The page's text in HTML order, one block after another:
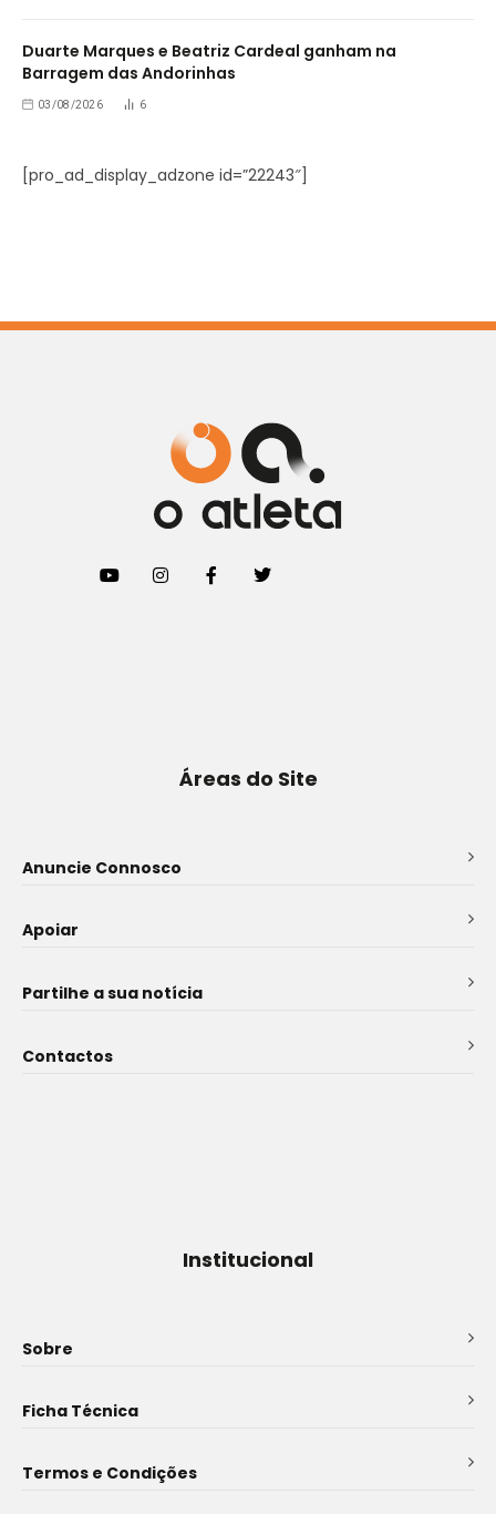
Duarte Marques e Beatriz Cardeal ganham na
Barragem das Andorinhas
03/08/2026 6
[pro_ad_display_adzone id=”22243″]
Áreas do Site
Anuncie Connosco
Apoiar
Partilhe a sua notícia
Contactos
Institucional
Sobre
Ficha Técnica
Termos e Condições